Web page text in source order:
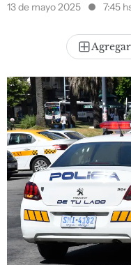
13 de mayo 2025 7:45